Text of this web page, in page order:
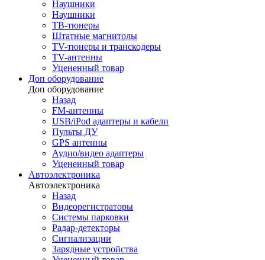
Наушники
Наушники
ТВ-тюнеры
Штатные магнитолы
TV-тюнеры и транскодеры
TV-антенны
Уцененный товар
Доп оборудование
Доп оборудование
Назад
FM-антенны
USB/iPod адаптеры и кабели
Пульты ДУ
GPS антенны
Аудио/видео адаптеры
Уцененный товар
Автоэлектроника
Автоэлектроника
Назад
Видеорегистраторы
Системы парковки
Радар-детекторы
Сигнализации
Зарядные устройства